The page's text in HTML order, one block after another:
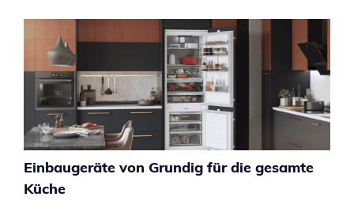
Einbaugeräte von Grundig für die gesamte
Küche